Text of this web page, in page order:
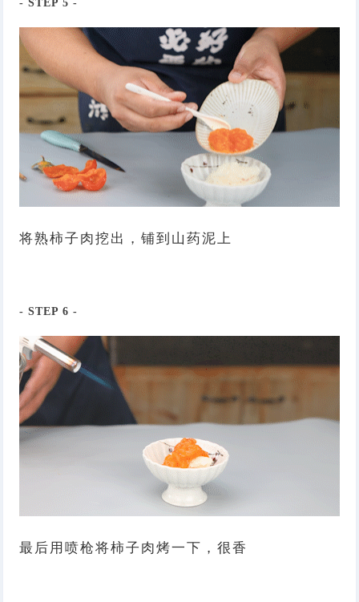
- STEP5 -
将熟柿子肉挖出，铺到山药泥上
- STEP6 -
最后用喷枪将柿子肉烤一下，很香